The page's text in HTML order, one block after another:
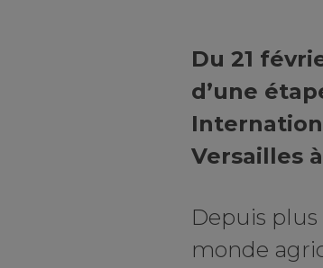
Du 21
d’une
Versailles
Depuis
monde